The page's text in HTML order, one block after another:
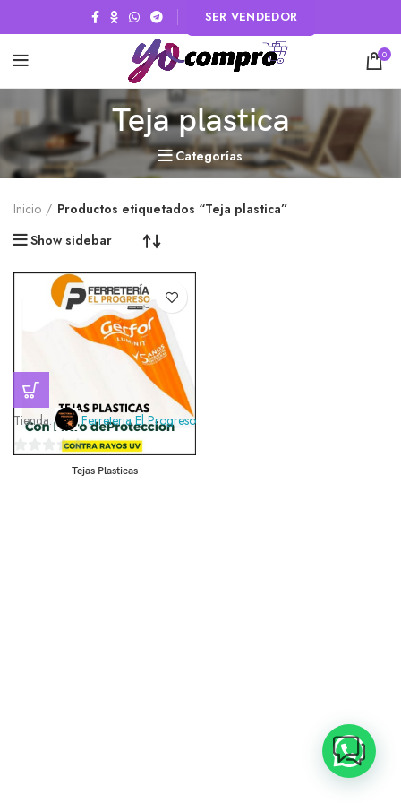
SER VENDEDOR
0
Teja plastica
Categorías
Inicio
Productos etiquetados “Teja plastica”
Show sidebar
Tienda: Ferreteria El Progreso
Tejas Plasticas